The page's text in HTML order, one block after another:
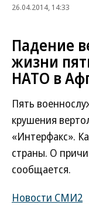
26.04.2014, 14:33
Падение
жизни
НАТО в
Пять
крушения
«Интерфакс».
страны. О
сообщается.
Новости СМИ2